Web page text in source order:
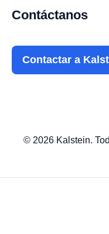
Contáctanos
Contactar a
© 2026 Kalstein.